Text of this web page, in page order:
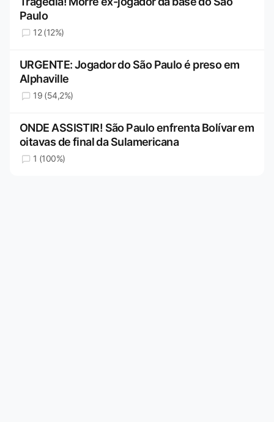
Paulo
12 (12%)
URGENTE: Jogador do São Paulo é preso em
Alphaville
19 (54,2%)
ONDE ASSISTIR! São Paulo enfrenta Bolívar em
oitavas de final da Sulamericana
1 (100%)